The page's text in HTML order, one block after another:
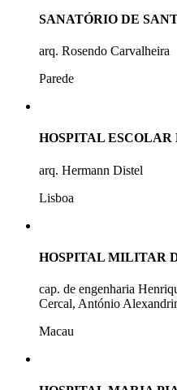
SANATÓRIO DE
arq. Rosendo Carvalheira
Parede
HOSPITAL ESCOLAR
arq. Hermann Distel
Lisboa
HOSPITAL MILITAR
cap. de engenharia
Cercal, António
Macau